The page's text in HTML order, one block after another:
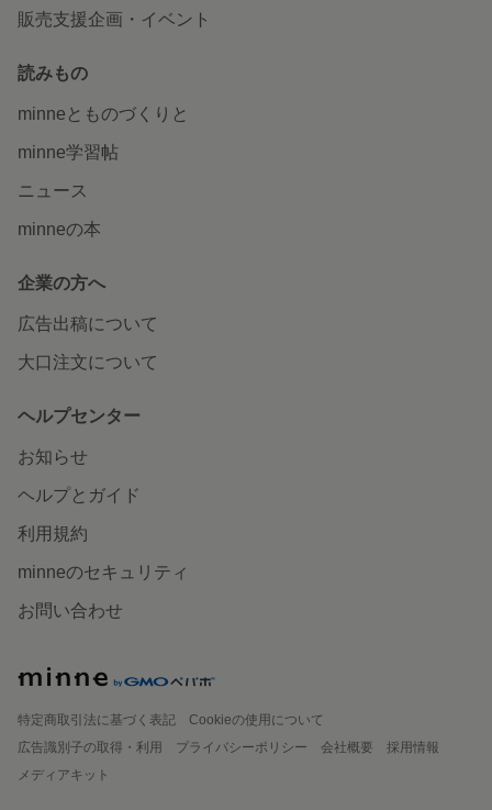
販売支援企画・イベント
読みもの
minneとものづくりと
minne学習帖
ニュース
minneの本
企業の方へ
広告出稿について
大口注文について
ヘルプセンター
お知らせ
ヘルプとガイド
利用規約
minneのセキュリティ
お問い合わせ
特定商取引法に基づく表記
Cookieの使用について
広告識別子の取得・利用
プライバシーポリシー 会社概要
採用情報
メディアキット